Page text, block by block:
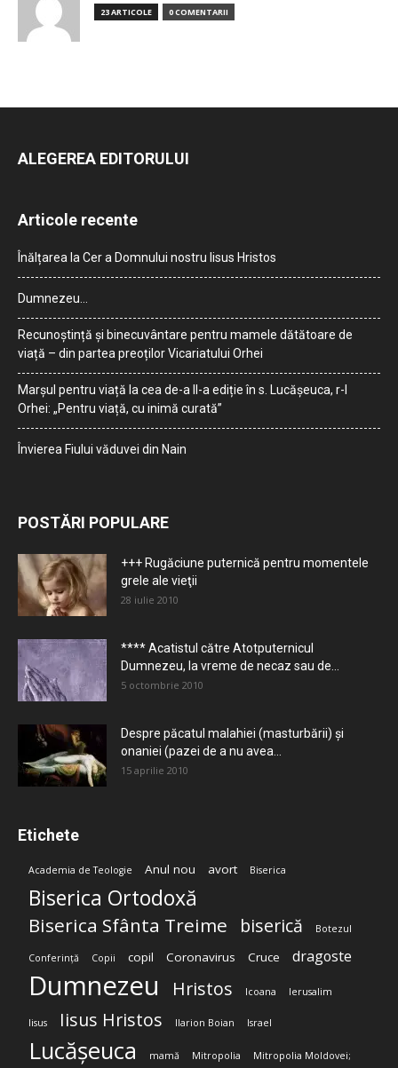
23 ARTICOLE 0 COMENTARII
ALEGEREA EDITORULUI
Articole recente
Înălțarea la Cer a Domnului nostru Iisus Hristos
Dumnezeu…
Recunoștință și binecuvântare pentru mamele dătătoare de
viață – din partea preoților Vicariatului Orhei
Marșul pentru viață la cea de-a II-a ediție în s. Lucășeuca, r-l
Orhei: „Pentru viață, cu inimă curată”
Învierea Fiului văduvei din Nain
POSTĂRI POPULARE
+++ Rugăciune puternică pentru momentele
grele ale vieţii
28 iulie 2010
**** Acatistul către Atotputernicul
Dumnezeu, la vreme de necaz sau de...
5 octombrie 2010
Despre păcatul malahiei (masturbării) şi
onaniei (pazei de a nu avea...
15 aprilie 2010
Etichete
Academia de Teologie Anul nou avort Biserica
Biserica Ortodoxă
Biserica Sfânta Treime biserică Botezul
Conferință Copii copil Coronavirus Cruce dragoste
Dumnezeu Hristos Icoana Ierusalim
Iisus Iisus Hristos Ilarion Boian Israel
Lucășeuca mamă Mitropolia Mitropolia Moldovei;